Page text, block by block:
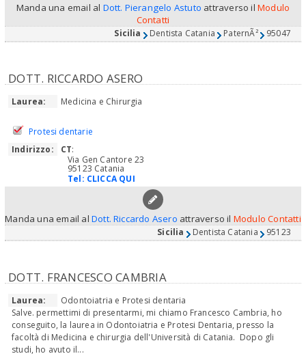
Manda una email al Dott. Pierangelo Astuto attraverso ilModulo
Contatti
Sicilia Dentista Catania PaternÃ² 95047
DOTT. RICCARDO ASERO
Laurea: Medicina e Chirurgia
Protesi dentarie
Indirizzo:
CT:
Via Gen Cantore 23
95123 Catania
Tel: CLICCA QUI
Manda una email al Dott. Riccardo Asero attraverso il Modulo Contatti
Sicilia Dentista Catania 95123
DOTT. FRANCESCO CAMBRIA
Laurea:
Odontoiatria e Protesi dentaria
Salve. permettimi di presentarmi, mi chiamo Francesco Cambria, ho
conseguito, la laurea in Odontoiatria e Protesi Dentaria, presso la
facoltà di Medicina e chirurgia dell'Università di Catania. Dopo gli
studi, ho avuto il...